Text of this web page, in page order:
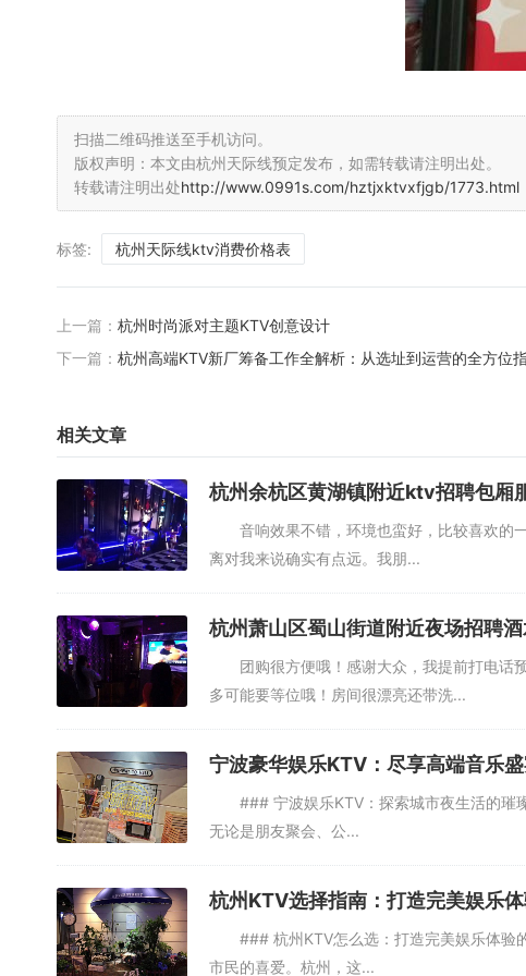
扫描二维码推送至手机访问。
版权声明：本文由杭州天际线预定发布，如需转载请注明出处。
转载请注明出处http://www.0991s.com/hztjxktvxfjgb/1773.html
标签: 杭州天际线ktv消费价格表
上一篇： 杭州时尚派对主题KTV创意设计
下一篇： 杭州高端KTV新厂筹备工作全解析：从选址到运营的全方位
相关文章
杭州余杭区黄湖镇附近ktv招聘包厢
音响效果不错，环境也蛮好，比较喜欢的一
离对我来说确实有点远。我朋...
杭州萧山区蜀山街道附近夜场招聘
团购很方便哦！感谢大众，我提前打电话预
多可能要等位哦！房间很漂亮还带洗...
宁波豪华娱乐KTV：尽享高端音乐
### 宁波娱乐KTV：探索城市夜生活的璀璨
无论是朋友聚会、公...
杭州KTV选择指南：打造完美娱乐
### 杭州KTV怎么选：打造完美娱乐体验的
市民的喜爱。杭州，这...